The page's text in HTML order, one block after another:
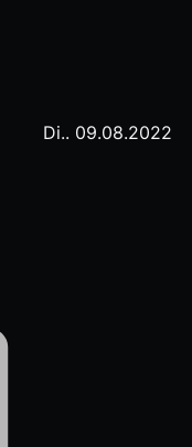
Di.. 09.08.2022